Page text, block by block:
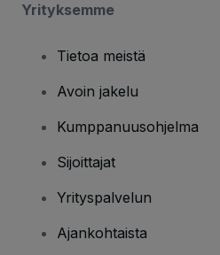
Yrityksemme
Tietoa meistä
Avoin jakelu
Kumppanuusohjelma
Sijoittajat
Yrityspalvelun
Ajankohtaista